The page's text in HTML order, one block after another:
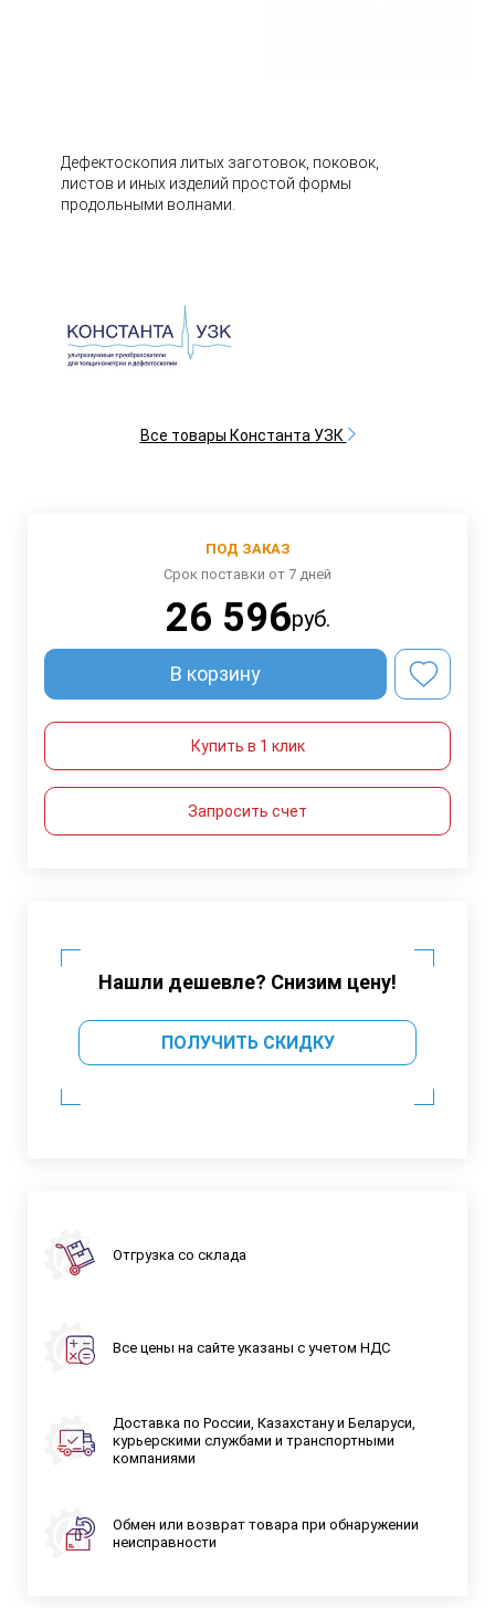
Дефектоскопия литых заготовок, поковок,
листов и иных изделий простой формы
продольными волнами.
Все товары Константа УЗК
ПОД ЗАКАЗ
Срок поставки от 7 дней
26 596руб.
В корзину
Купить в 1 клик
Запросить счет
Нашли дешевле? Снизим цену!
ПОЛУЧИТЬ СКИДКУ
Отгрузка со склада
Все цены на сайте указаны с учетом НДС
Доставка по России, Казахстану и Беларуси,
курьерскими службами и транспортными
компаниями
Обмен или возврат товара при обнаружении
неисправности